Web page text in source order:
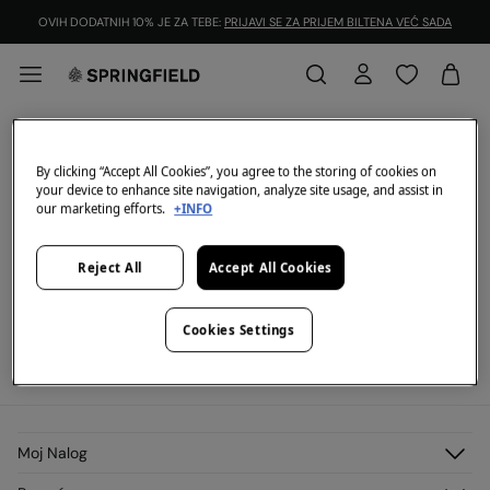
OVIH DODATNIH 10% JE ZA TEBE: PRIJAVI SE ZA PRIJEM BILTENA VEĆ SADA
Sve 2=65 2=20
Trenutno nema artikala na zalihama u izabranoj
kategoriji.
Ali ne brini imamo mnogo artikala koji mogu biti tvoji.
View legal terms and conditions and the validity of the promotion
Moj Nalog
By clicking “Accept All Cookies”, you agree to the storing of cookies on
your device to enhance site navigation, analyze site usage, and assist in
our marketing efforts. +INFO
Reject All Accept All Cookies
Cookies Settings